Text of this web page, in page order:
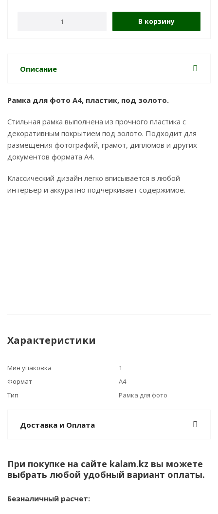
В корзину
Описание
Рамка для фото А4, пластик, под золото.
Стильная рамка выполнена из прочного пластика с
декоративным покрытием под золото. Подходит для
размещения фотографий, грамот, дипломов и других
документов формата А4.
Классический дизайн легко вписывается в любой
интерьер и аккуратно подчёркивает содержимое.
Характеристики
Мин упаковка
1
Формат
А4
Тип
Рамка для фото
Доставка и Оплата
При покупке на сайте kalam.kz вы можете
выбрать любой удобный вариант оплаты.
Безналичный расчет: